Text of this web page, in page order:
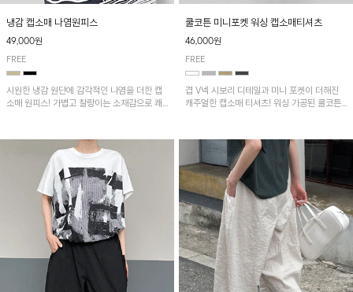
냉감 캡소매 나염원피스
49,000원
FREE
시원한 냉감 원단에 감각적인 나염을 더한 캡
소매 원피스! 가볍고 찰랑이는 소재감으로 쾌
쿨코튼 미니포켓 워싱 캡소매티셔츠
46,000원
FREE
겹 V넥 시보리 디테일과 미니 포켓이 더해진
캐주얼한 캡소매 티셔츠! 워싱 가공된 쿨코튼